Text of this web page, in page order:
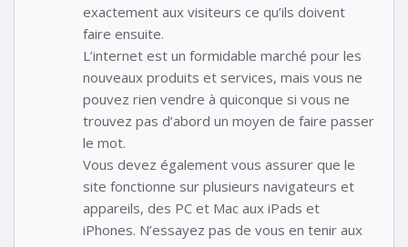
exactement aux visiteurs ce qu’ils doivent
faire ensuite.
L’internet est un formidable marché pour les
nouveaux produits et services, mais vous ne
pouvez rien vendre à quiconque si vous ne
trouvez pas d’abord un moyen de faire passer
le mot.
Vous devez également vous assurer que le
site fonctionne sur plusieurs navigateurs et
appareils, des PC et Mac aux iPads et
iPhones. N’essayez pas de vous en tenir aux